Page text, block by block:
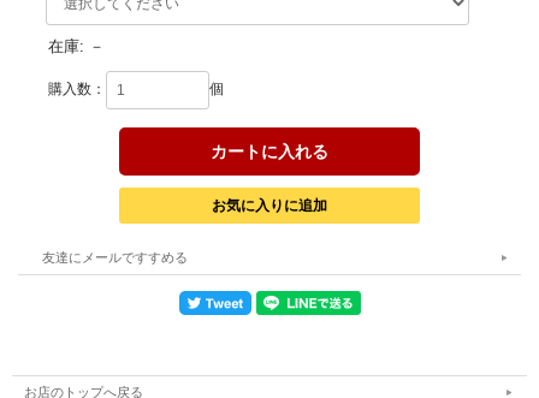
在庫: －
購入数： 個
友達にメールですすめる
お店のトップへ戻る